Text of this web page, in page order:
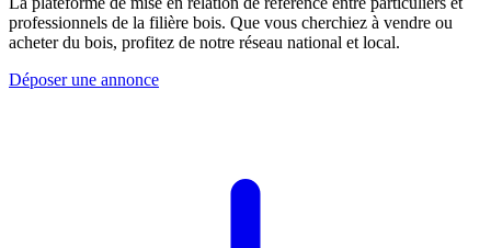
professionnels de la filière bois. Que vous cherchiez à vendre ou
acheter du bois, profitez de notre réseau national et local.
Déposer une annonce